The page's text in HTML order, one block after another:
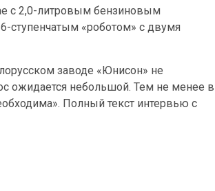
с 2,0-литровым бензиновым
ступенчатым «роботом» с двумя
заводе «Юнисон» не
ожидается небольшой. Тем не менее в
Полный текст интервью с